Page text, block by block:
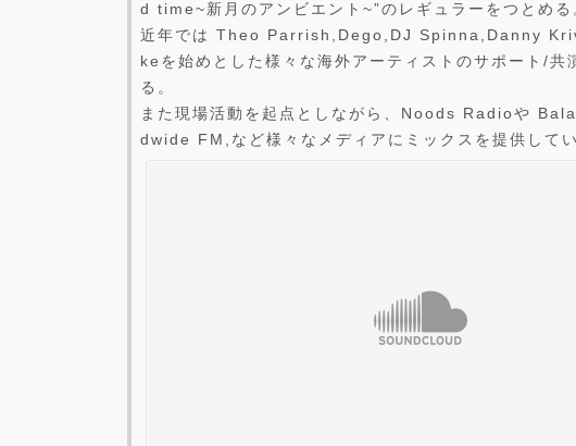
d time~新月のアンビエント~”のレギュラーをつとめる
近年では Theo Parrish,Dego,DJ Spinna,Danny
keを始めとした様々な海外アーティストのサポート/共
る。
また現場活動を起点としながら、Noods Radioや
dwide FM,など様々なメディアにミックスを提供してい